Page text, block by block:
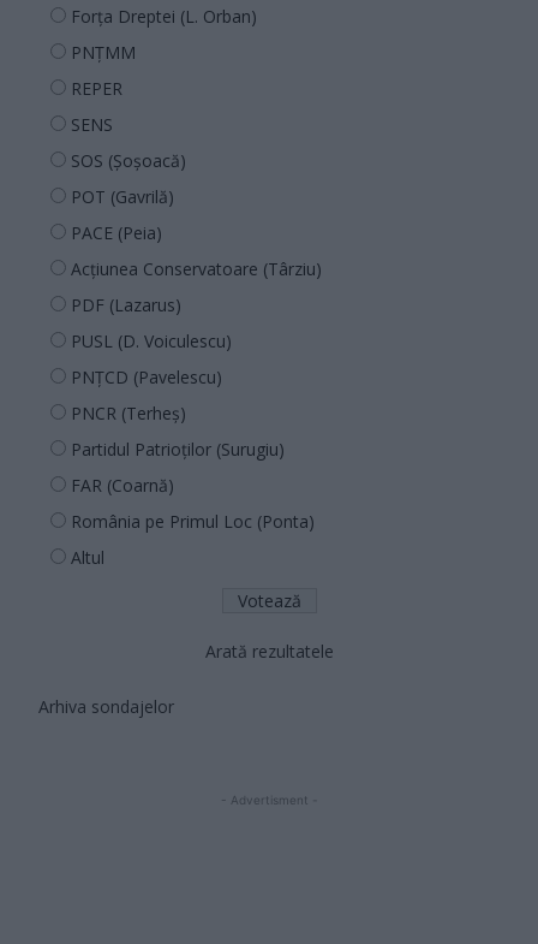
Forța Dreptei (L. Orban)
PNȚMM
REPER
SENS
SOS (Șoșoacă)
POT (Gavrilă)
PACE (Peia)
Acțiunea Conservatoare (Târziu)
PDF (Lazarus)
PUSL (D. Voiculescu)
PNȚCD (Pavelescu)
PNCR (Terheș)
Partidul Patrioților (Surugiu)
FAR (Coarnă)
România pe Primul Loc (Ponta)
Altul
Arată rezultatele
Arhiva sondajelor
- Advertisment -